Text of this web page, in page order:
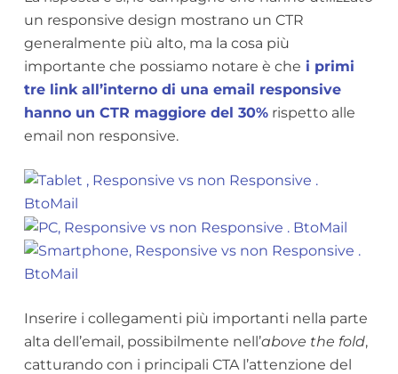
un responsive design mostrano un CTR
generalmente più alto, ma la cosa più
importante che possiamo notare è che i primi
tre link all’interno di una email responsive
hanno un CTR maggiore del 30%rispetto alle
email non responsive.
Inserire i collegamenti più importanti nella parte
alta dell’email, possibilmente nell’above the fold,
catturando con i principali CTA l’attenzione del